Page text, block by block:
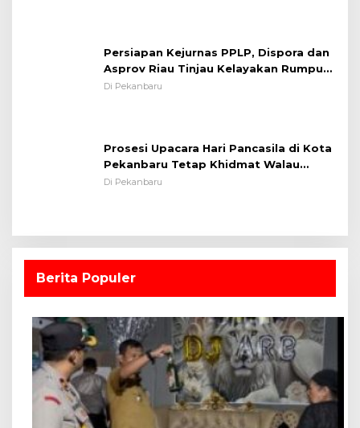
Persiapan Kejurnas PPLP, Dispora dan
Asprov Riau Tinjau Kelayakan Rumput
Lapangan Sepakbola
Di Pekanbaru
Prosesi Upacara Hari Pancasila di Kota
Pekanbaru Tetap Khidmat Walau
Dalam Ruangan
Di Pekanbaru
Berita Populer